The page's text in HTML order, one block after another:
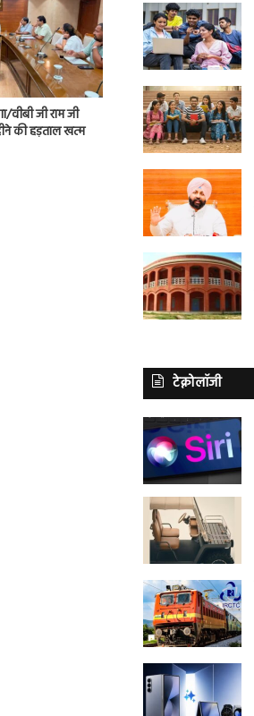
वीबी जी राम जी
की हड़ताल खत्म
टेक्नोलॉजी